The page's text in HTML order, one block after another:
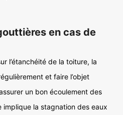
en cas de
l’étanchéité de la toiture, la
et faire l’objet
un bon écoulement des
la stagnation des eaux